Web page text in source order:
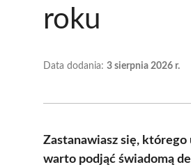
roku
Data dodania: 3 sierpnia 2026 r.
Zastanawiasz się,
warto podjąć świadomą